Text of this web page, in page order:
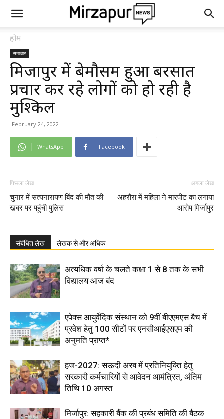
होम
समाचार
मिर्जापुर में बेमौसम हुआ बरसात
प्रचार कर रहे लोगों को हो रही है
मुश्किल
February 24, 2022
WhatsApp Facebook
पिछला लेख
चुनार में सत्यनारायण बिंद की मौत की
खबर पर पहुंची पुलिस
अगला लेख
अहरौरा में महिला ने मारपीट का लगाया
आरोप मिर्जापुर
संबंधित लेख लेखक से और अधिक
अत्यधिक वर्षा के चलते कक्षा 1 से 8 तक के सभी
विद्यालय आज बंद
एपेक्स आयुर्वेदिक संस्थान को 9वीं बीएएमएस बैच में
प्रवेश हेतु 100 सीटों पर एनसीआईएसएम की
अनुमति प्राप्त*
हज-2027: सऊदी अरब में प्रतिनियुक्ति हेतु
सरकारी कर्मचारियों से आवेदन आमंत्रित, अंतिम
तिथि 10 अगस्त
मिर्जापुर: सहकारी बैंक की प्रबंध समिति की बैठक